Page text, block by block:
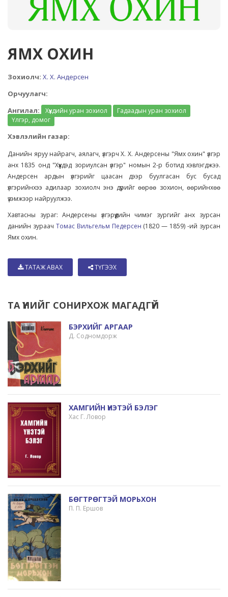
ЯМХ ОХИН
Зохиолч: Х. Х. Андерсен
Орчуулагч:
Ангилал:
Хүүхдийн уран зохиол
Гадаадын уран зохиол
Үлгэр, домог
Хэвлэлийн газар:
Данийн яруу найрагч, аялагч, үлгэрч Х. Х. Андерсены "Ямх охин" үлгэр
анх 1835 онд "Хүүхдэд зориулсан үлгэр" номын 2-р ботид хэвлэгджээ.
Андерсен ардын үлгэрийг цаасан дээр буулгасан бус бусад
үлгэрийнхээ адилаар зохиолч энэ дүрийг өөрөө зохион, өөрийнхөө
үзэмжээр найруулжээ.
Хавтасны зураг: Андерсены үлгэрүүдийн чимэг зургийг анх зурсан
данийн зураач Томас Вильгельм Педерсен (1820 — 1859) -ий зурсан
Ямх охин.
ТАТАЖ АВАХ ТҮГЭЭХ
ТА ҮҮНИЙГ СОНИРХОЖ МАГАДГҮЙ
БЭРХИЙГ АРГААР
Д. Содномдорж
ХАМГИЙН ҮНЭТЭЙ БЭЛЭГ
Хас Г. Ловор
БӨГТРӨГТЭЙ МОРЬХОН
П. П. Ершов